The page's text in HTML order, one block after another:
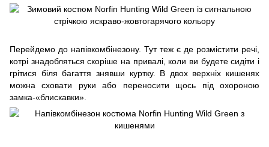
Перейдемо до напівкомбінезону. Тут теж є де розмістити речі,
котрі знадобляться скоріше на привалі, коли ви будете сидіти і
грітися біля багаття знявши куртку. В двох верхніх кишенях
можна сховати руки або переносити щось під охороною
замка-«блискавки».